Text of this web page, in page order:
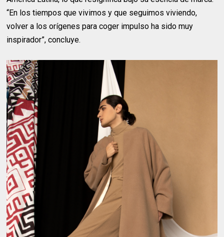
“En los tiempos que vivimos y que seguimos viviendo,
volver a los orígenes para coger impulso ha sido muy
inspirador”, concluye.